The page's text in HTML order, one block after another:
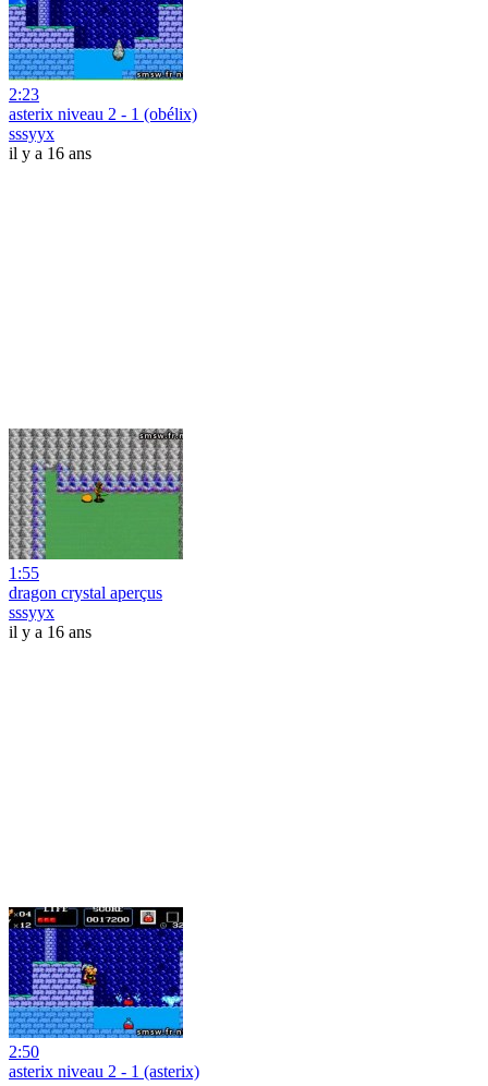
2:23
asterix niveau 2 - 1 (obélix)
sssyyx
il y a 16 ans
1:55
dragon crystal aperçus
sssyyx
il y a 16 ans
2:50
asterix niveau 2 - 1 (asterix)